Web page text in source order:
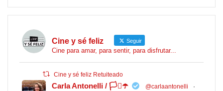
Cine y sé feliz Seguir
Cine para amar, para sentir, para disfrutar...
Cine y sé feliz Retuiteado
Carla Antonelli / 🏳️‍⚧️☂️ @carlaantonelli
·